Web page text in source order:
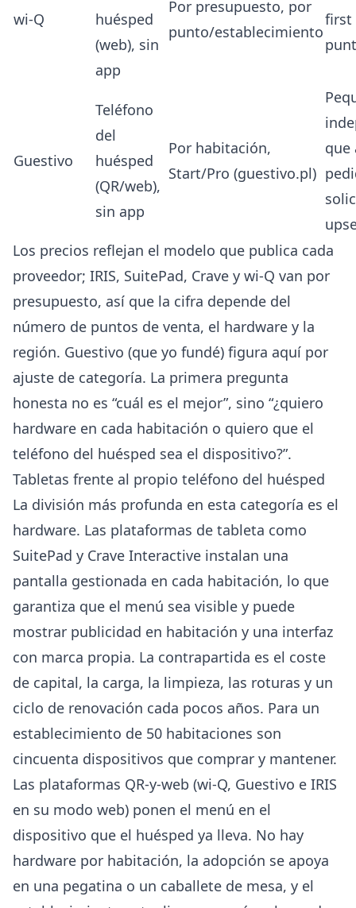
wi-Q
huésped
(web), sin
app
Por presupuesto, por
punto/establecimiento
first
Guestivo
Teléfono
del
huésped
(QR/web),
sin app
Por habitación,
Start/Pro (guestivo.pl)
que
Los precios reflejan el modelo que publica cada
proveedor; IRIS, SuitePad, Crave y wi-Q van por
presupuesto, así que la cifra depende del
número de puntos de venta, el hardware y la
región. Guestivo (que yo fundé) figura aquí por
ajuste de categoría. La primera pregunta
honesta no es “cuál es el mejor”, sino “¿quiero
hardware en cada habitación o quiero que el
teléfono del huésped sea el dispositivo?”.
Tabletas frente al propio teléfono del huésped
La división más profunda en esta categoría es el
hardware. Las plataformas de tableta como
SuitePad y Crave Interactive instalan una
pantalla gestionada en cada habitación, lo que
garantiza que el menú sea visible y puede
mostrar publicidad en habitación y una interfaz
con marca propia. La contrapartida es el coste
de capital, la carga, la limpieza, las roturas y un
ciclo de renovación cada pocos años. Para un
establecimiento de 50 habitaciones son
cincuenta dispositivos que comprar y mantener.
Las plataformas QR-y-web (wi-Q, Guestivo e IRIS
en su modo web) ponen el menú en el
dispositivo que el huésped ya lleva. No hay
hardware por habitación, la adopción se apoya
en una pegatina o un caballete de mesa, y el